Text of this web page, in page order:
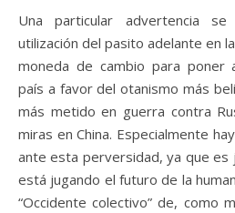
Una particular advertencia
utilización del pasito adelante en
moneda de cambio para
país a favor del otanismo más
más metido en guerra contra
miras en China. Especialmente
ante esta perversidad, ya que es
está jugando el futuro de la
“Occidente colectivo” de, como